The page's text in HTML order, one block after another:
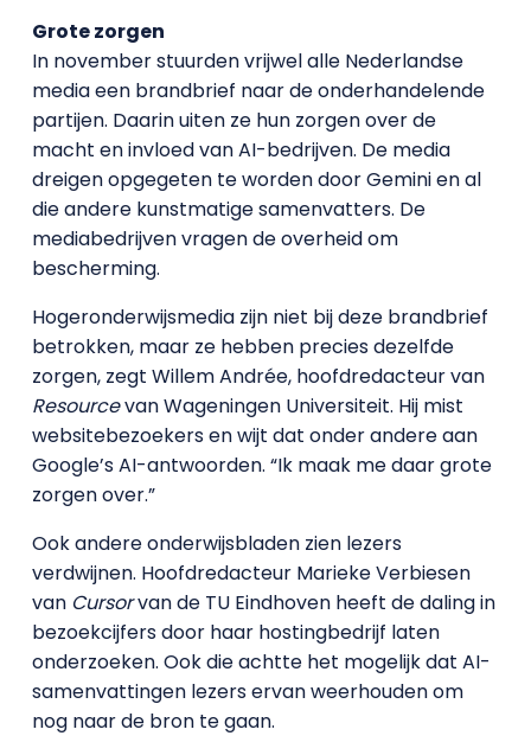
Grote zorgen
In november stuurden vrijwel alle Nederlandse
media een brandbrief naar de onderhandelende
partijen. Daarin uiten ze hun zorgen over de
macht en invloed van AI-bedrijven. De media
dreigen opgegeten te worden door Gemini en al
die andere kunstmatige samenvatters. De
mediabedrijven vragen de overheid om
bescherming.
Hogeronderwijsmedia zijn niet bij deze brandbrief
betrokken, maar ze hebben precies dezelfde
zorgen, zegt Willem Andrée, hoofdredacteur van
Resourcevan Wageningen Universiteit. Hij mist
websitebezoekers en wijt dat onder andere aan
Google’s AI-antwoorden. “Ik maak me daar grote
zorgen over.”
Ook andere onderwijsbladen zien lezers
verdwijnen. Hoofdredacteur Marieke Verbiesen
van Cursorvan de TU Eindhoven heeft de daling in
bezoekcijfers door haar hostingbedrijf laten
onderzoeken. Ook die achtte het mogelijk dat AI-
samenvattingen lezers ervan weerhouden om
nog naar de bron te gaan.